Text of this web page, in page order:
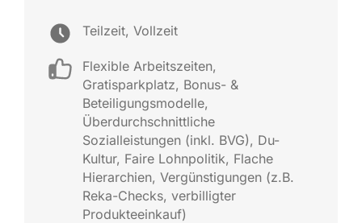
Teilzeit, Vollzeit
Flexible Arbeitszeiten,
Gratisparkplatz, Bonus- &
Beteiligungsmodelle,
Überdurchschnittliche
Sozialleistungen (inkl. BVG), Du-
Kultur, Faire Lohnpolitik, Flache
Hierarchien, Vergünstigungen (z.B.
Reka-Checks, verbilligter
Produkteeinkauf)